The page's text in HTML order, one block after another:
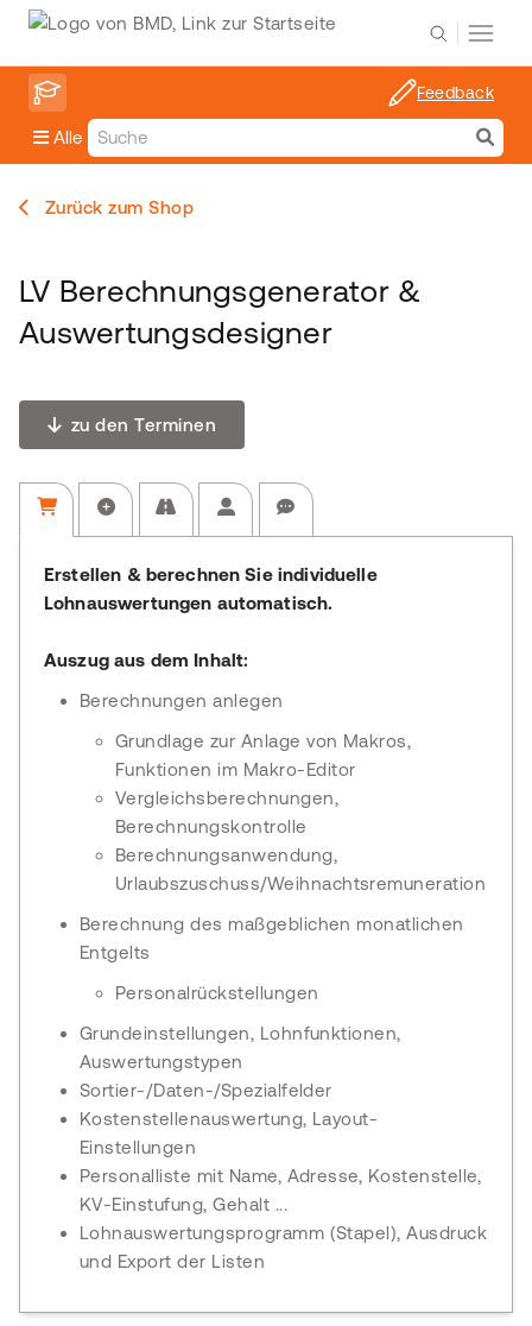
Alle
Feedback
Zurück zum Shop
LV Berechnungsgenerator &
Auswertungsdesigner
zu den Terminen
Erstellen & berechnen Sie individuelle
Lohnauswertungen automatisch.
Auszug aus dem Inhalt:
Berechnungen anlegen
Grundlage zur Anlage von Makros,
Funktionen im Makro-Editor
Vergleichsberechnungen,
Berechnungskontrolle
Berechnungsanwendung,
Urlaubszuschuss/Weihnachtsremuneration
Berechnung des maßgeblichen monatlichen
Entgelts
Personalrückstellungen
Grundeinstellungen, Lohnfunktionen,
Auswertungstypen
Sortier-/Daten-/Spezialfelder
Kostenstellenauswertung, Layout-
Einstellungen
Personalliste mit Name, Adresse, Kostenstelle,
KV-Einstufung, Gehalt ...
Lohnauswertungsprogramm (Stapel), Ausdruck
und Export der Listen